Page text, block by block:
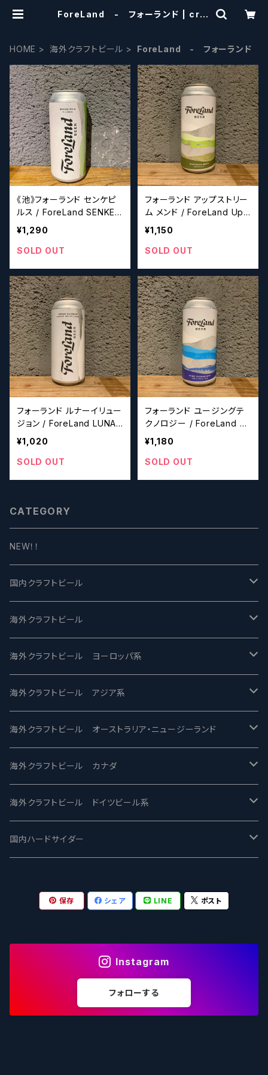
ForeLand - フォーランド | craf
HOME 海外クラフトビール ForeLand - フォーランド
《池》フォーランド センケピ
ルス / ForeLand SENKE
PILS 【クラフトビールシザ
ーズ】
¥1,290
SOLD OUT
フォーランド アップストリー
ム メンド / ForeLand Upst
ream Mend【クラフトビー
ルシザーズ】
¥1,150
SOLD OUT
フォーランド ルナーイリュー
ジョン / ForeLand LUNAR
ILLUSION【クラフトビール
シザーズ】
¥1,020
SOLD OUT
フォーランド ユージングテ
クノロジー / ForeLand U
SING TECHNOLOGY【ク
ラフトビールシザーズ】
¥1,180
SOLD OUT
CATEGORY
NEW！！
国内クラフトビール
UCHU BREWING -うちゅうブルーイング
バテレ -VERTERE
2nd Story Ale Works -セカンドストーリー
ビアへるん - Beer Hearn
忽布古丹醸造 - HOP KOTAN
ワイマーケットブルーイング Y.Market Brewing
志賀高原ビール - SIGAKOGEN
箕面ビール - MINOH BEER
サンクトガーレン - Sankt Gallen
ウェストコーストブルーイング -WCB
海外クラフトビール
Modern Times モダンタイムズ
Maui マウイ
Toppling Goliath トップリンゴライアス
Fair State フェアステイト
Lagunitas ラグニタス
FirestoneWalker ファイアストーン
Mikkeller ミッケラー
Hop Nation ホップネーション
Brewski ブリュースキー
海外クラフトビール ヨーロッパ系
UnBarred -アンバード
SAIREN /サイレン
ワイルドチャイルド - Wilde Child
BrewDog Brewery - ブリュードッグ
The Flying Inn / ザ フライイング イン
Lambiek Fabriek - ファブリーク
Marble / マーブル
Buxton - バクストン
海外クラフトビール アジア系
gweilo-鬼佬 グウァイロ
Heart Of Darkness - ハートオブダークネス
Carbon brews -カーボン
TAIHU - タイフー
Behemoth - ベヒーモス
海外クラフトビール オーストラリア・ニュージーランド
ROCKY RIDGE - ロッキーリッジ
BODRIGGY BREWING ボッドリッジー
CO-CONSPIRATORS コ・コンスピレーターズ
Deep Creek Brewing Co.
8 Wired エイトワイアード
Isthmus イスムス
海外クラフトビール カナダ
Jackie O's ジャッキーオーズ
Westbrook ウェストブルック
Strathcona ストラスコナ
ODIN BREWING オディン
Electric Bicycle エレクトリックバイシクル
海外クラフトビール ドイツビール系
Karmeliten カーメリテン
Früh フリュー
Plank プランク
Tucher トゥーハー
国内ハードサイダー
保存 シェア LINE ポスト
Instagram
フォローする